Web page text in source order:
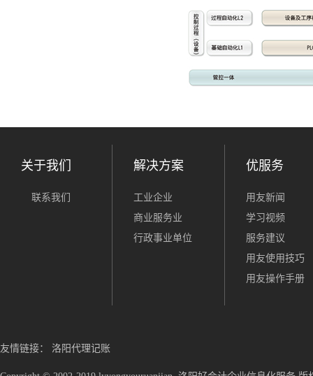
关于我们
联系我们
解决方案
工业企业
商业服务业
行政事业单位
优服务
用友新闻
学习视频
服务建议
用友使用技巧
用友操作手册
友情链接： 洛阳代理记账